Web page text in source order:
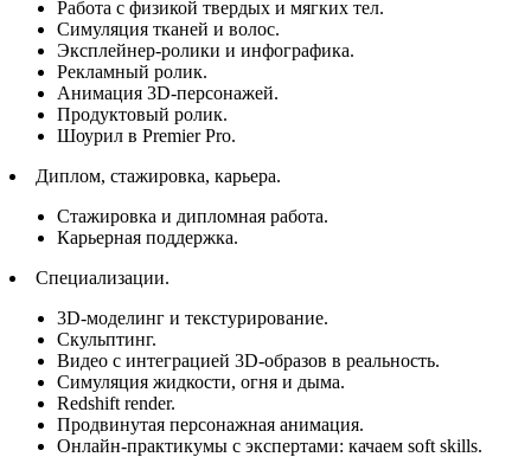
Работа с физикой твердых и мягких тел.
Симуляция тканей и волос.
Эксплейнер-ролики и инфографика.
Рекламный ролик.
Анимация 3D-персонажей.
Продуктовый ролик.
Шоурил в Premier Pro.
Диплом, стажировка, карьера.
Стажировка и дипломная работа.
Карьерная поддержка.
Специализации.
3D-моделинг и текстурирование.
Скульптинг.
Видео с интеграцией 3D-образов в реальность.
Симуляция жидкости, огня и дыма.
Redshift render.
Продвинутая персонажная анимация.
Онлайн-практикумы с экспертами: качаем soft skills.